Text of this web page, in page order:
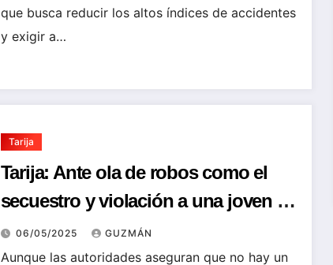
que busca reducir los altos índices de accidentes
y exigir a…
Tarija
Tarija: Ante ola de robos como el
secuestro y violación a una joven :
Fedjuve pide más atención y
anuncian cumbre de seguridad
06/05/2025 GUZMÁN
Aunque las autoridades aseguran que no hay un